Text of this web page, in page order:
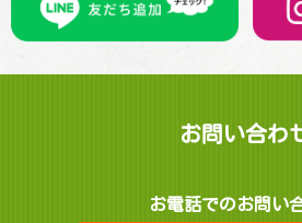
お問 い 合 わ
お電話でのお問 い